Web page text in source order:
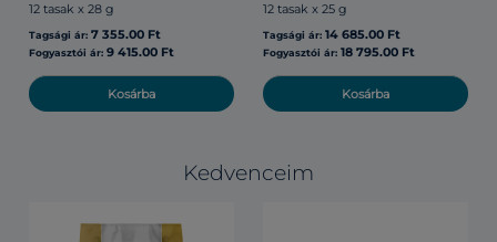
12 tasak x 28 g
Tagsági ár: 7 355.00 Ft
Fogyasztói ár: 9 415.00 Ft
Kosárba
12 tasak x 25 g
Tagsági ár:14 685.00 Ft
Fogyasztói ár:18 795.00 Ft
Kosárba
Kedvenceim